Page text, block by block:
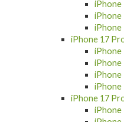
iPhone
iPhone
iPhone
iPhone 17
iPhone
iPhone
iPhone
iPhone
iPhone 17
iPhone